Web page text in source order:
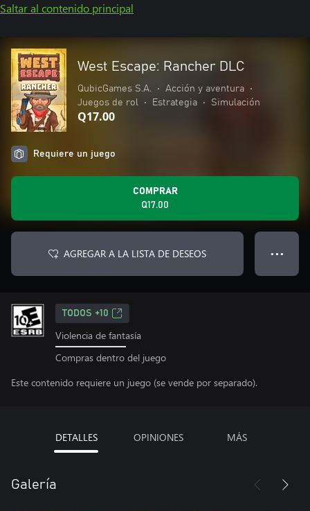
Saltar al contenido principal
West Escape: Rancher DLC
QubicGames S.A. • Acción y aventura
•
Juegos de rol
• Estrategia • Simulación
Q17.00
Requiere un juego
COMPRAR
Q17.00
AGREGAR A LA LISTA DE DESEOS ● ● ●
TODOS +10
Violencia de fantasía
Compras dentro del juego
Este contenido requiere un juego (se vende por separado).
DETALLES OPINIONES MÁS
Galería